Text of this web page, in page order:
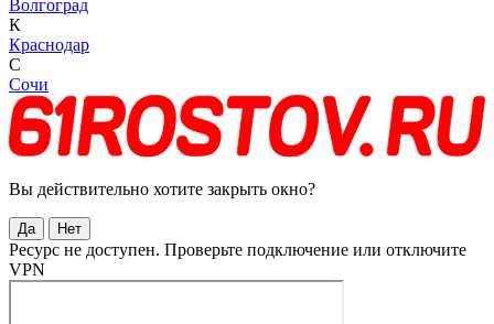
Волгоград
К
Краснодар
С
Сочи
Вы действительно хотите закрыть окно?
Да Нет
Ресурс не доступен. Проверьте подключение или отключите
VPN